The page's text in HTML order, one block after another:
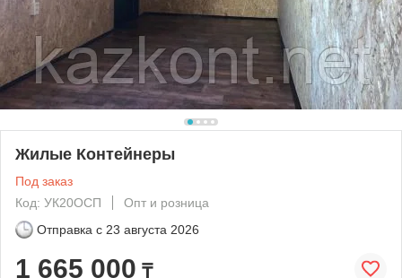
Жилые Контейнеры
Под заказ
Код: УК20ОСП
Опт и розница
Отправка с 23 августа 2026
1 665 000 ₸